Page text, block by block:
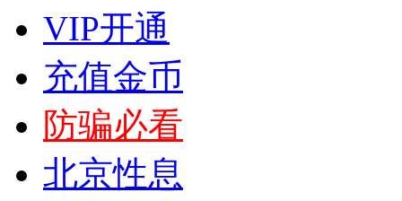
VIP开通
充值金币
防骗必看
北京性息